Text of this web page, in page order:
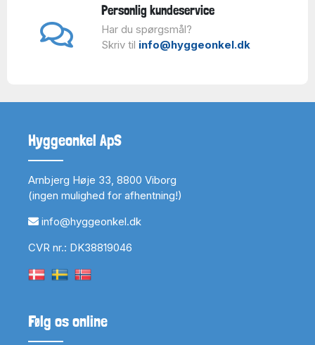
Personlig kundeservice
Har du spørgsmål?
Skriv til info@hyggeonkel.dk
Hyggeonkel ApS
Arnbjerg Høje 33, 8800 Viborg
(ingen mulighed for afhentning!)
info@hyggeonkel.dk
CVR nr.: DK38819046
Følg os online